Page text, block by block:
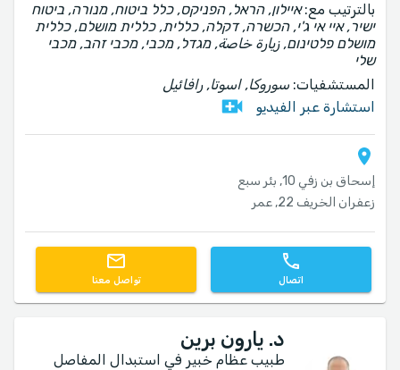
بالترتيب مع:איילון, הראל, הפניקס, כלל ביטוח, מנורה, ביטוח
ישיר, איי אי ג'י, הכשרה, דקלה, כללית, כללית מושלם, כללית
מושלם פלטינום, زيارة خاصة, מגדל, מכבי, מכבי זהב, מכבי
שלי
المستشفيات: سوروكا, اسوتا, رافائيل
استشارة عبر الفيديو
إسحاق بن زفي 10, بئر سبع
زعفران الخريف 22, عمر
اتصال تواصل معنا
د. يارون برين
طبيب عظام خبير في استبدال المفاصل